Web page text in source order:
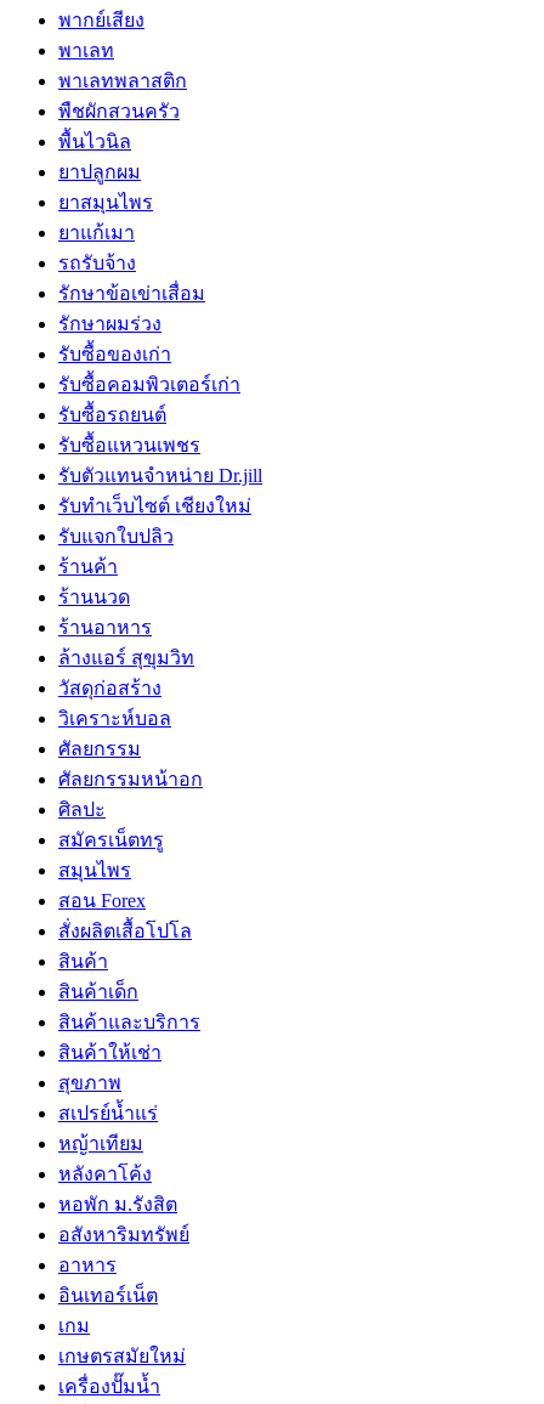
พากย์เสียง
พาเลท
พาเลทพลาสติก
พืชผักสวนครัว
พื้นไวนิล
ยาปลูกผม
ยาสมุนไพร
ยาแก้เมา
รถรับจ้าง
รักษาข้อเข่าเสื่อม
รักษาผมร่วง
รับซื้อของเก่า
รับซื้อคอมพิวเตอร์เก่า
รับซื้อรถยนต์
รับซื้อแหวนเพชร
รับตัวแทนจำหน่าย Dr.jill
รับทำเว็บไซต์ เชียงใหม่
รับแจกใบปลิว
ร้านค้า
ร้านนวด
ร้านอาหาร
ล้างแอร์ สุขุมวิท
วัสดุก่อสร้าง
วิเคราะห์บอล
ศัลยกรรม
ศัลยกรรมหน้าอก
ศิลปะ
สมัครเน็ตทรู
สมุนไพร
สอน Forex
สั่งผลิตเสื้อโปโล
สินค้า
สินค้าเด็ก
สินค้าและบริการ
สินค้าให้เช่า
สุขภาพ
สเปรย์น้ำแร่
หญ้าเทียม
หลังคาโค้ง
หอพัก ม.รังสิต
อสังหาริมทรัพย์
อาหาร
อินเทอร์เน็ต
เกม
เกษตรสมัยใหม่
เครื่องปั๊มน้ำ